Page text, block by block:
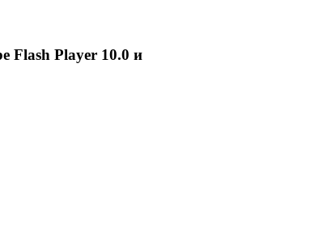
Flash Player 10.0 и